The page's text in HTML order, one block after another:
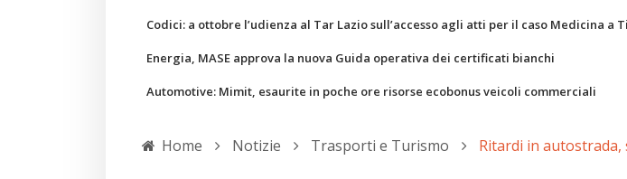
Codici: a ottobre l’udienza al Tar Lazio sull’accesso agli atti per il caso Medicina a
Energia, MASE approva la nuova Guida operativa dei certificati bianchi
Automotive: Mimit, esaurite in poche ore risorse ecobonus veicoli commerciali
Home Notizie Trasporti e Turismo Ritardi in